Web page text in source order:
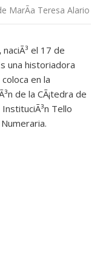
MarÃ­a Teresa Alario
naciÃ³ el 17 de
una historiadora
en la
de la CÃ¡tedra de
Tello